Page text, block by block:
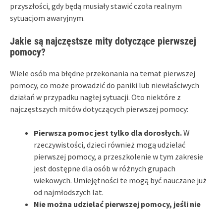
przyszłości, gdy będą musiały stawić czoła realnym
sytuacjom awaryjnym.
Jakie są najczęstsze mity dotyczące pierwszej
pomocy?
Wiele osób ma błędne przekonania na temat pierwszej
pomocy, co może prowadzić do paniki lub niewłaściwych
działań w przypadku nagłej sytuacji. Oto niektóre z
najczęstszych mitów dotyczących pierwszej pomocy:
Pierwsza pomoc jest tylko dla dorosłych.W
rzeczywistości, dzieci również mogą udzielać
pierwszej pomocy, a przeszkolenie w tym zakresie
jest dostępne dla osób w różnych grupach
wiekowych. Umiejętności te mogą być nauczane już
od najmłodszych lat.
Nie można udzielać pierwszej pomocy, jeśli nie